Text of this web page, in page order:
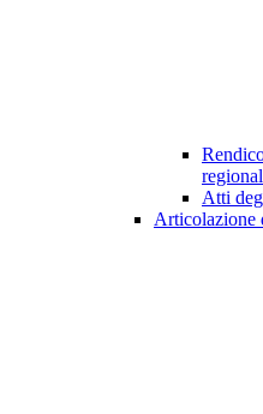
Atti
Articolazione